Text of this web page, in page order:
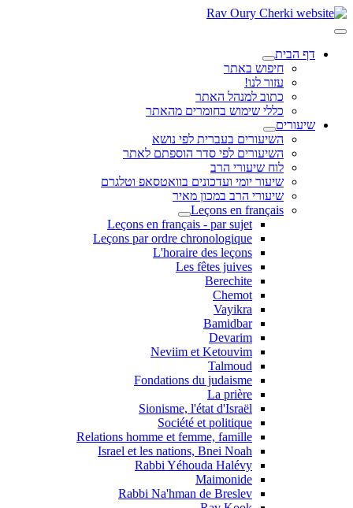
דף הבית
חיפוש באתר
עזור לנו!
כתוב למנהל האתר
כללי שימוש בחומרים מהאתר
שיעורים
השיעורים בעברית לפי נושא
השיעורים לפי סדר הוספתם לאתר
לוח שיעורי הרב
שיעור יומי ועדכונים בוואטסאפ וטלגרם
שיעורי הרב במכון מאיר
Leçons en français
Leçons en français - par sujet
Leçons par ordre chronologique
L'horaire des leçons
Les fêtes juives
Berechite
Chemot
Vayikra
Bamidbar
Devarim
Neviim et Ketouvim
Talmoud
Fondations du judaisme
La prière
Sionisme, l'état d'Israël
Société et politique
Relations homme et femme, famille
Israel et les nations, Bnei Noah
Rabbi Yéhouda Halévy
Maimonide
Rabbi Na'hman de Breslev